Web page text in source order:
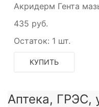
Акридерм Гента
435 руб.
Остаток: 1 шт.
КУПИТЬ
Аптека, ГРЭС,